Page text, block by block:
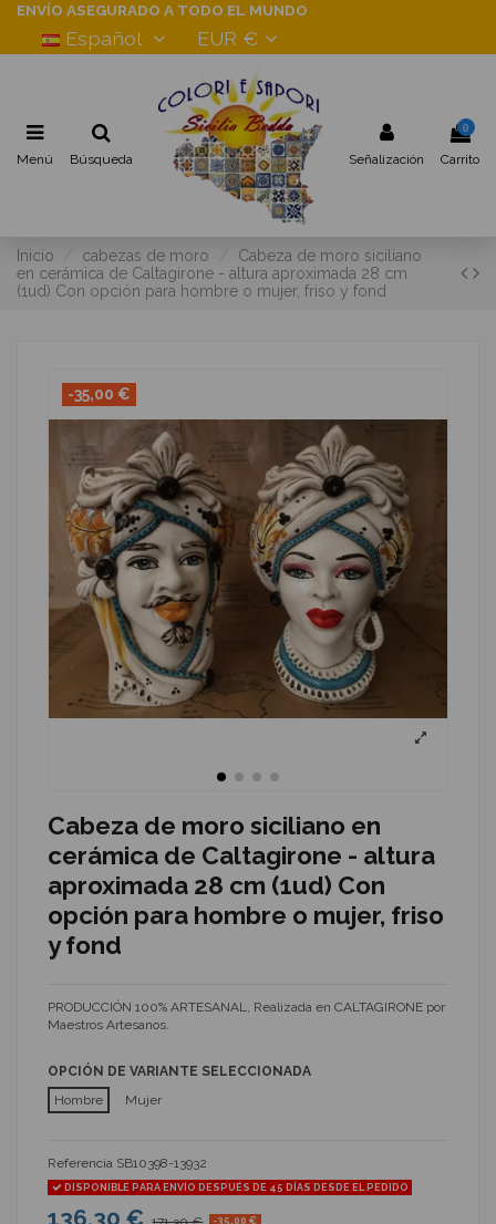
ENVÍO ASEGURADO A TODO EL MUNDO
Español EUR €
Menú Búsqueda Señalización
0
Carrito
Inicio cabezas de moro
Cabeza de moro siciliano
en cerámica de Caltagirone - altura aproximada 28 cm
(1ud) Con opción para hombre o mujer, friso y fond
-35,00 €
Cabeza de moro siciliano en
cerámica de Caltagirone - altura
aproximada 28 cm (1ud) Con
opción para hombre o mujer, friso
y fond
PRODUCCIÓN 100% ARTESANAL, Realizada en CALTAGIRONE por
Maestros Artesanos.
OPCIÓN DE VARIANTE SELECCIONADA
Hombre
Mujer
Referencia SB10398-13932
DISPONIBLE PARA ENVÍO DESPUÉS DE 45 DÍAS DESDE EL PEDIDO
136,30 € -35,00 €